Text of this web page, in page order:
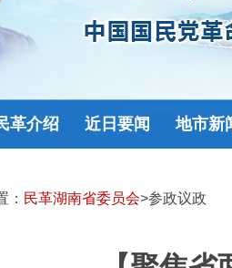
革介绍 近日要闻 地市新
： 民革湖南省委员会>参政议政